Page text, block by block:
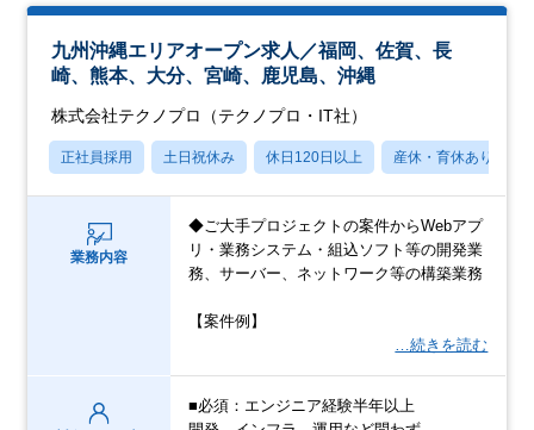
九州沖縄エリアオープン求人／福岡、佐賀、長
崎、熊本、大分、宮崎、鹿児島、沖縄
株式会社テクノプロ（テクノプロ・IT社）
正社員採用 土日祝休み 休日120日以上 産休・育休あり
業務内容
◆ご大手プロジェクトの案件からWebアプ
リ・業務システム・組込ソフト等の開発業
務、サーバー、ネットワーク等の構築業務
【案件例】
…続きを読む
■必須：エンジニア経験半年以上